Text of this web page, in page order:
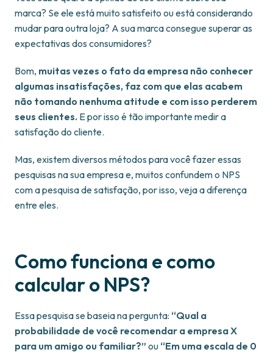
marca? Se ele está muito satisfeito ou está considerando
mudar para outra loja? A sua marca consegue superar as
expectativas dos consumidores?
Bom, muitas vezes o fato da empresa não conhecer
algumas insatisfações, faz com que elas acabem
não tomando nenhuma atitude e com isso perderem
seus clientes. E por isso é tão importante medir a
satisfação do cliente.
Mas, existem diversos métodos para você fazer essas
pesquisas na sua empresa e, muitos confundem o NPS
com a pesquisa de satisfação, por isso, veja a diferença
entre eles.
Como funciona e como
calcular o NPS?
Essa pesquisa se baseia na pergunta: “Qual a
probabilidade de você recomendar a empresa X
para um amigo ou familiar?” ou “Em uma escala de 0